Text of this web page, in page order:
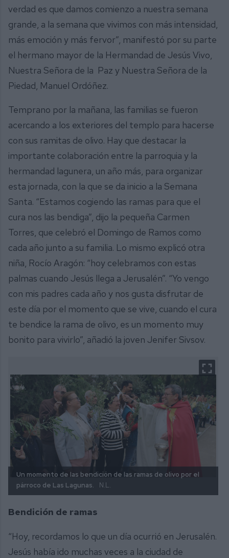
verdad es que damos comienzo a nuestra semana
grande, a la semana que vivimos con más intensidad,
más emoción y más fervor”, manifestó por su parte
el hermano mayor de la Hermandad de Jesús Vivo,
Nuestra Señora de la Paz y Nuestra Señora de la
Piedad, Manuel Ordóñez.
Temprano por la mañana, las familias se fueron
acercando a los exteriores del templo para hacerse
con sus ramitas de olivo. Hay que destacar la
importante colaboración entre la parroquia y la
hermandad lagunera, un año más, para organizar
esta jornada, con la que se da inicio a la Semana
Santa. “Estamos cogiendo las ramas para que el
cura nos las bendiga”, dijo la pequeña Carmen
Torres, que celebró el Domingo de Ramos como
cada año junto a su familia. Lo mismo explicó otra
niña, Rocío Aragón: “hoy celebramos con estas
palmas cuando Jesús llega a Jerusalén”. “Yo vengo
con mis padres cada año y nos gusta disfrutar de
este día por el momento que se vive, cuando el cura
te bendice la rama de olivo, es un momento muy
bonito para vivirlo”, añadió la joven Jenifer Sivsov.
Un momento de las bendición de las ramas de olivo por el
párroco de Las Lagunas.
N.L.
Bendición de ramas
“Hoy, recordamos lo que un día ocurrió en Jerusalén.
Jesús había ido muchas veces a la ciudad de